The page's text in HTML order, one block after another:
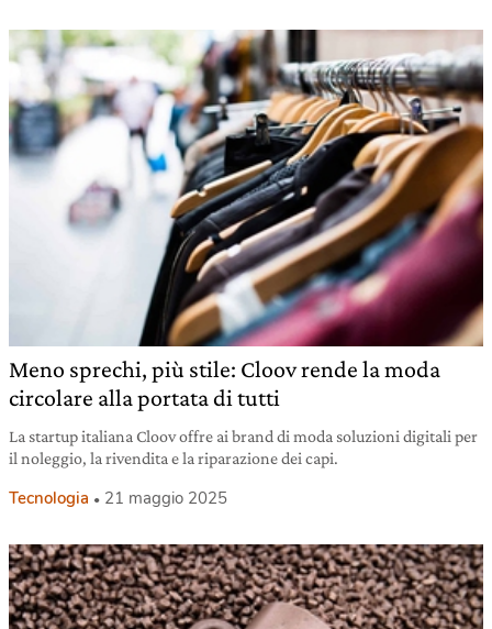
Meno sprechi, più stile: Cloov rende la moda
circolare alla portata di tutti
La startup italiana Cloov offre ai brand di moda soluzioni digitali per
il noleggio, la rivendita e la riparazione dei capi.
Tecnologia 21 maggio 2025